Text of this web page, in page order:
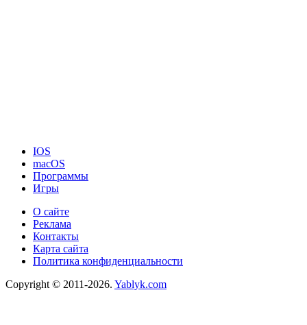
IOS
macOS
Программы
Игры
О сайте
Реклама
Контакты
Карта сайта
Политика конфиденциальности
Copyright © 2011-2026. Yablyk.сom